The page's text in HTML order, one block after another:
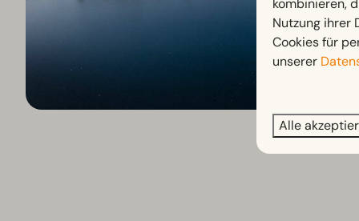
Nutzung ihrer
Cookies für
unserer
Alle